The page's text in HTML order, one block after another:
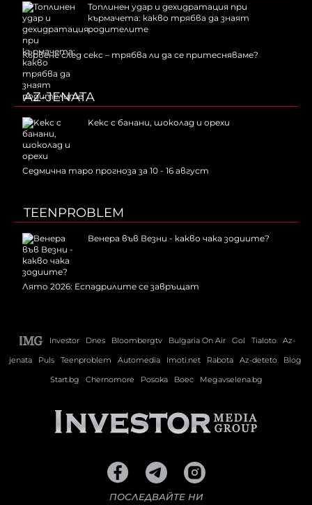
Топлинен удар и дехидратация при
кърмачета: какво трябва да знаят
родителите
Кървене след секс – трябва ли да се притесняваме?
AZ-JENATA
Kекс с банани, шоколад и орехи
Седмична таро прогноза за 10 - 16 август
TEENPROBLEM
Венера във Везни - какво чака зодиите?
Лято 2026: Еспадрилите се завръщат
Investor Dnes Bloombergtv Bulgaria On Air Gol Tialoto
Az-
jenata
Puls Teenproblem Automedia Imoti.net Rabota Az-deteto
Blog
Start.bg
Chernomore Posoka Boec Megavselena.bg
ПОСЛЕДВАЙТЕ НИ